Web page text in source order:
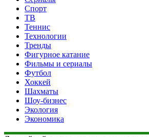
Спорт
ТВ
Теннис
Технологии
Тренды
Фигурное катание
Фильмы и сериалы
Футбол
Хоккей
Шахматы
Шоу-бизнес
Экология
Экономика